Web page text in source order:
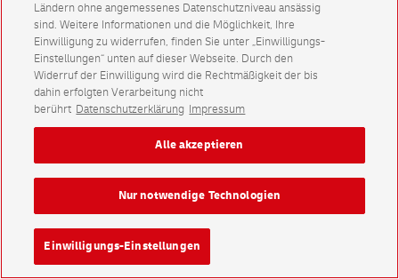
Ländern ohne angemessenes Datenschutzniveau ansässig
sind. Weitere Informationen und die Möglichkeit, Ihre
Einwilligung zu widerrufen, finden Sie unter „Einwilligungs-
Einstellungen“ unten auf dieser Webseite. Durch den
Widerruf der Einwilligung wird die Rechtmäßigkeit der bis
dahin erfolgten Verarbeitung nicht
berührt Datenschutzerklärung Impressum
Einwilligungs-Einstellungen
Nur notwendige Technologien
Alle akzeptieren